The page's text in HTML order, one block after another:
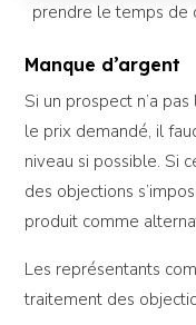
prendre le temps de
Manque d’argent
Si un prospect n’a
le prix demandé, il
niveau si possible. Si
des objections
produit comme
Les représentants
traitement des